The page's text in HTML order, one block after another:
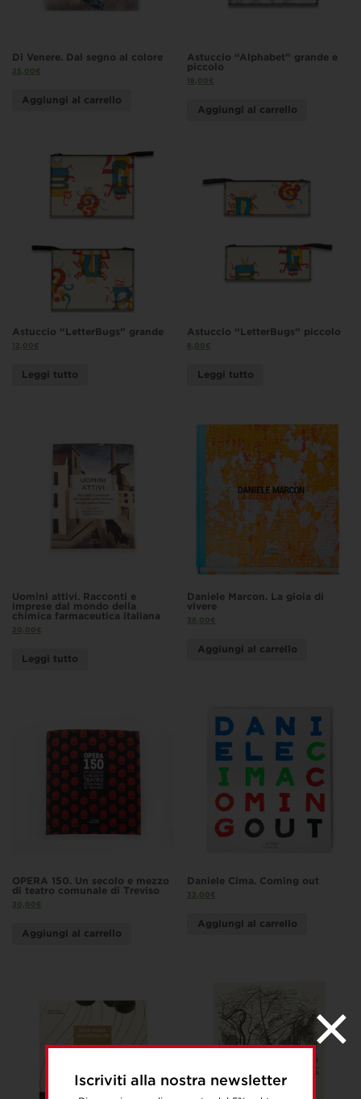
Iscriviti alla nostra newsletter
Di Venere. Dal segno al colore
25,00€
Aggiungi al carrello
Astuccio “Alphabet” grande e
piccolo
18,00€
Aggiungi al carrello
Astuccio “LetterBugs” grande
12,00€
Leggi tutto
Astuccio “LetterBugs” piccolo
8,00€
Leggi tutto
Uomini attivi. Racconti e
imprese dal mondo della
chimica farmaceutica italiana
20,00€
Leggi tutto
Daniele Marcon. La gioia di
vivere
38,00€
Aggiungi al carrello
OPERA 150. Un secolo e mezzo
di teatro comunale di Treviso
30,00€
Aggiungi al carrello
Daniele Cima. Coming out
33,00€
Aggiungi al carrello